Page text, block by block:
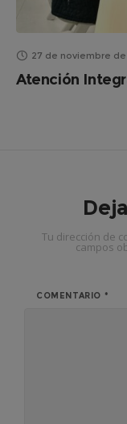
27 de noviembre de
Atención
Tu dirección de
campos
COMENTARIO *